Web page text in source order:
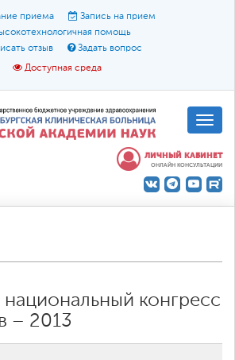
приема
Запись на прием
помощь
отзыв
Задать вопрос
Доступная среда
шрифта: A A A
ЛИЧНЫЙ КАБИНЕТ
ОНЛАЙН КОНСУЛЬТАЦИИ
конгресс
– 2013